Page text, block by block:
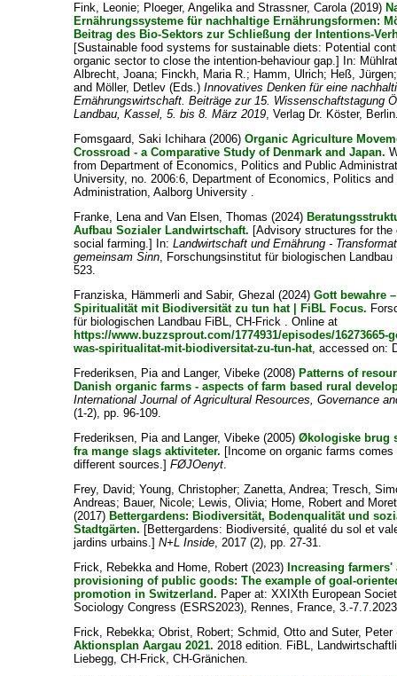
Fink, Leonie; Ploeger, AngelikaandStrassner, Carola(2019)
Ernährungssysteme für nachhaltige Ernährungsformen:
Beitrag des Bio-Sektors zur Schließung der Intentions-
[Sustainable food systems for sustainable diets: Potential
organic sector to close the intention-behaviour gap.] In:
Albrecht, Joana; Finckh, Maria R.; Hamm, Ulrich; Heß, Jürgen
and Möller, Detlev (Eds.)Innovatives Denken für eine
Ernährungswirtschaft. Beiträge zur 15. Wissenschaftstagung
Landbau, Kassel, 5. bis 8. März 2019, Verlag Dr. Köster,
Fomsgaard, Saki Ichihara(2006)Organic Agriculture
Crossroad - a Comparative Study of Denmark and Japan.
from Department of Economics, Politics and Public
University, no. 2006:6, Department of Economics, Politics and
Administration, Aalborg University .
Franke, LenaandVan Elsen, Thomas (2024)
Aufbau Sozialer Landwirtschaft. [Advisory structures for the
social farming.] In:Landwirtschaft und Ernährung -
gemeinsam Sinn, Forschungsinstitut für biologischen Landbau
523.
Franziska, Hämmerli andSabir, Ghezal (2024)Gott bewahre
Spiritualität mit Biodiversität zu tun hat | FiBL Focus.
für biologischen Landbau FiBL, CH-Frick . Online at
https://www.buzzsprout.com/1774931/episodes/16273665-
was-spiritualitat-mit-biodiversitat-zu-tun-hat, accessed on:
Frederiksen, Piaand Langer, Vibeke (2008) Patterns of
Danish organic farms - aspects of farm based rural
International Journal of Agricultural Resources, Governance
(1-2), pp. 96-109.
Frederiksen, Piaand Langer, Vibeke (2005)Økologiske brug
fra mange slags aktiviteter. [Income on organic farms
different sources.]FØJOenyt.
Frey, David;Young, Christopher;Zanetta, Andrea;Tresch,
Andreas; Bauer, Nicole; Lewis, Olivia; Home, Robert and
(2017) Bettergardens: Biodiversität, Bodenqualität und
Stadtgärten. [Bettergardens: Biodiversité, qualité du sol et
jardins urbains.]N+L Inside, 2017 (2), pp. 27-31.
Frick, Rebekkaand Home, Robert (2023) Increasing
provisioning of public goods: The example of goal-
promotion in Switzerland. Paper at: XXIXth European
Sociology Congress (ESRS2023), Rennes, France, 3.-
Frick, Rebekka;Obrist, Robert;Schmid, Otto andSuter, Peter
Aktionsplan Aargau 2021. 2018 edition. FiBL,
Liebegg, CH-Frick, CH-Gränichen.